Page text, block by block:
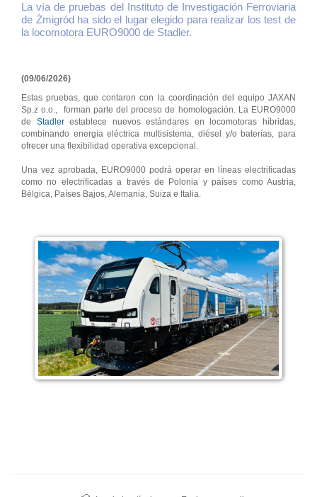
La vía de pruebas del Instituto de Investigación Ferroviaria
de Żmigród ha sido el lugar elegido para realizar los test de
la locomotora EURO9000 de Stadler.
(09/06/2026)
Estas pruebas, que contaron con la coordinación del equipo JAXAN
Sp.z o.o., forman parte del proceso de homologación. La EURO9000
de Stadlerestablece nuevos estándares en locomotoras híbridas,
combinando energía eléctrica multisistema, diésel y/o baterías, para
ofrecer una flexibilidad operativa excepcional.
Una vez aprobada, EURO9000 podrá operar en líneas electrificadas
como no electrificadas a través de Polonia y países como Austria,
Bélgica, Países Bajos, Alemania, Suiza e Italia.